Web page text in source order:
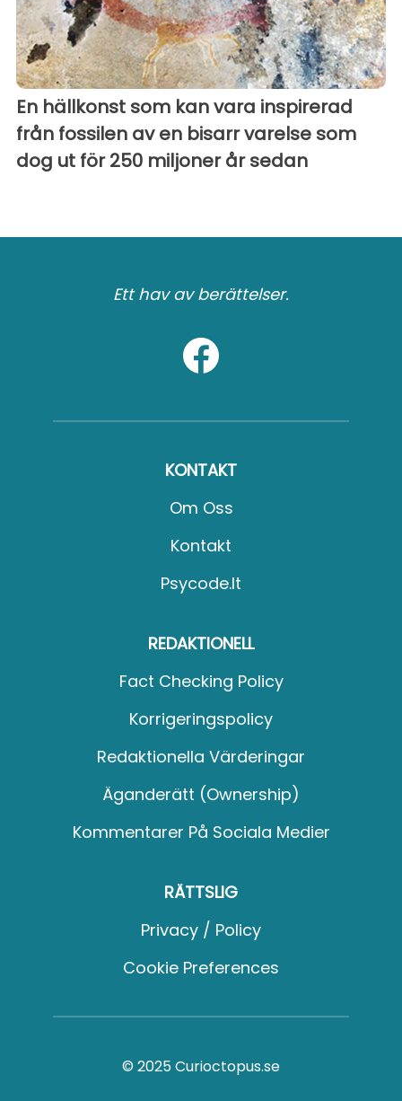
En hällkonst som kan vara inspirerad
från fossilen av en bisarr varelse som
dog ut för 250 miljoner år sedan
Ett hav av berättelser.
KONTAKT
Om Oss
Kontakt
Psycode.it
REDAKTIONELL
Fact Checking Policy
Korrigeringspolicy
Redaktionella Värderingar
Äganderätt (Ownership)
Kommentarer På Sociala Medier
RÄTTSLIG
Privacy / Policy
Cookie Preferences
© 2025 Curioctopus.se